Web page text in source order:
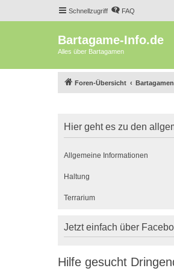
Schnellzugriff FAQ
Bartagame-Info.de
Alles über Bartagamen
Foren-Übersicht Bartagamen
Hier geht es zu den
Allgemeine Informationen
Haltung
Terrarium
Jetzt einfach über
Hilfe gesucht